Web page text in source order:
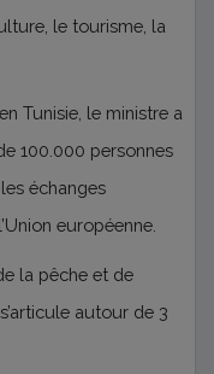
le tourisme, la
Tunisie, le ministre a
100.000 personnes
échanges
européenne.
la pêche et de
autour de 3